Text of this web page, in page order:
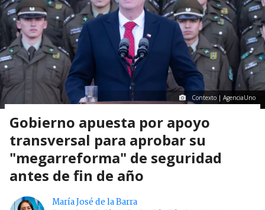
Contexto | AgenciaUno
Gobierno apuesta por apoyo
transversal para aprobar su
"megarreforma" de seguridad
antes de fin de año
María José de la Barra